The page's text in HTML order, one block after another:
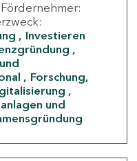
Fördernehmer:
Investieren
Forschung,
und